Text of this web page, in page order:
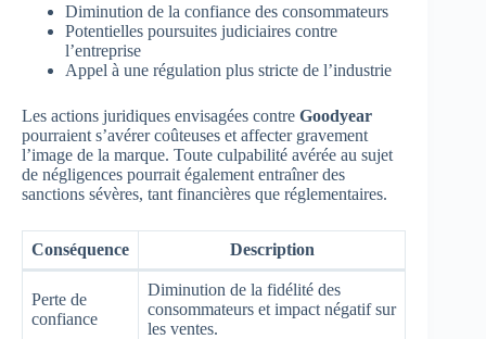
Diminution de la confiance des consommateurs
Potentielles poursuites judiciaires contre
l’entreprise
Appel à une régulation plus stricte de l’industrie
Les actions juridiques envisagées contre Goodyear
pourraient s’avérer coûteuses et affecter gravement
l’image de la marque. Toute culpabilité avérée au sujet
de négligences pourrait également entraîner des
sanctions sévères, tant financières que réglementaires.
Conséquence Description
Perte de
confiance
Diminution de la fidélité des
consommateurs et impact négatif sur
les ventes.